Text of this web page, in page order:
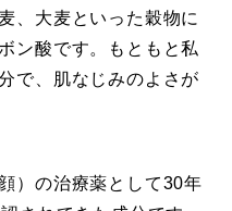
、大麦といった穀物に
ン酸です。もともと私
で、肌なじみのよさが
）の治療薬として30年